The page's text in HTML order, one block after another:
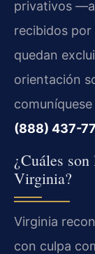
privativos
recibidos
quedan
orientación
(888) 437-
¿Cuáles
Virginia?
Virginia
con culpa